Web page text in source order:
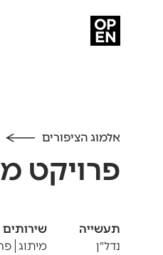
אלמוג הציפורים
פרויקט
תעשייה
נדל״ן
שירותים
מיתוג